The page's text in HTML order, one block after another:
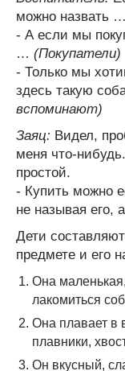
можно назвать …
- А если мы
… (Покупатели)
- Только мы
здесь такую
вспоминают)
Заяц: Видел,
меня что-
простой.
- Купить можно
не называя его,
Дети
предмете и его
Она
лакомиться
Она плавает в
плавники,
Он вкусный,